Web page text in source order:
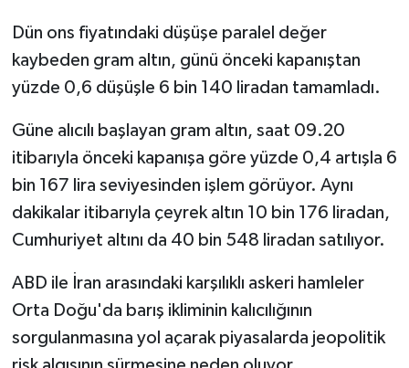
Dün ons fiyatındaki düşüşe paralel değer
kaybeden gram altın, günü önceki kapanıştan
yüzde 0,6 düşüşle 6 bin 140 liradan tamamladı.
Güne alıcılı başlayan gram altın, saat 09.20
itibarıyla önceki kapanışa göre yüzde 0,4 artışla 6
bin 167 lira seviyesinden işlem görüyor. Aynı
dakikalar itibarıyla çeyrek altın 10 bin 176 liradan,
Cumhuriyet altını da 40 bin 548 liradan satılıyor.
ABD ile İran arasındaki karşılıklı askeri hamleler
Orta Doğu'da barış ikliminin kalıcılığının
sorgulanmasına yol açarak piyasalarda jeopolitik